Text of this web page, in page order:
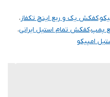
،کفکش یک و ربع اینچ تکفاز،
پمپ،کفکش تمام استیل ایرانی،
امپیکو